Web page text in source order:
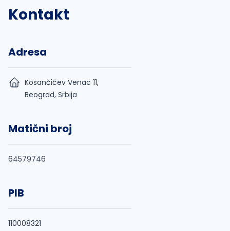
Kontakt
Adresa
Kosančićev Venac 11,
Beograd, Srbija
Matični broj
64579746
PIB
110008321